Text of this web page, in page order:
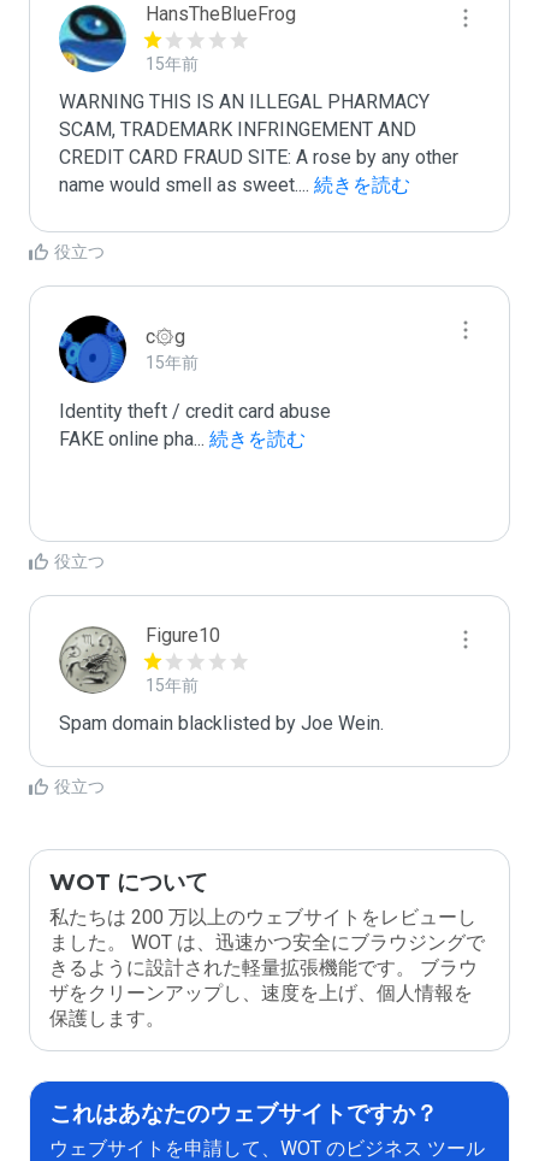
HansTheBlueFrog
15年前
WARNING THIS IS AN ILLEGAL PHARMACY
SCAM, TRADEMARK INFRINGEMENT AND
CREDIT CARD FRAUD SITE: A rose by any other
name would smell as sweet.... 続きを読む
役立つ
c۞g
15年前
Identity theft / credit card abuse
FAKE online pha... 続きを読む
役立つ
Figure10
15年前
Spam domain blacklisted by Joe Wein.
役立つ
WOT について
私たちは 200 万以上のウェブサイトをレビューし
ました。 WOT は、迅速かつ安全にブラウジングで
きるように設計された軽量拡張機能です。 ブラウ
ザをクリーンアップし、速度を上げ、個人情報を
保護します。
これはあなたのウェブサイトですか？
ウェブサイトを申請して、WOT のビジネス ツール